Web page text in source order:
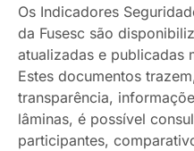
Os Indicadores
da Fusesc são
atualizadas e publicadas
Estes documentos
transparência,
lâminas, é possível
participantes,